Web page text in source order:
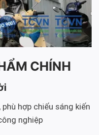
CHÍNH
hợp chiếu sáng kiến
nghiệp